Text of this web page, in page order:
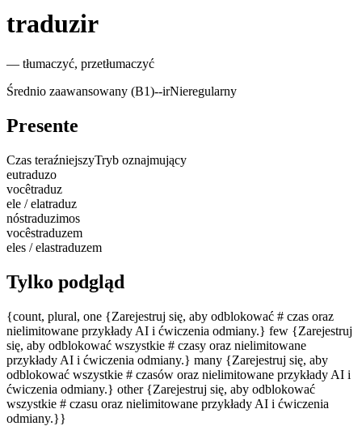
traduzir
— tłumaczyć, przetłumaczyć
Średnio zaawansowany (B1)--irNieregularny
Presente
Czas teraźniejszyTryb oznajmujący
eutraduzo
vocêtraduz
ele / elatraduz
nóstraduzimos
vocêstraduzem
eles / elastraduzem
Tylko podgląd
{count, plural, one {Zarejestruj się, aby odblokować # czas oraz
nielimitowane przykłady AI i ćwiczenia odmiany.} few {Zarejestruj
się, aby odblokować wszystkie # czasy oraz nielimitowane
przykłady AI i ćwiczenia odmiany.} many {Zarejestruj się, aby
odblokować wszystkie # czasów oraz nielimitowane przykłady AI i
ćwiczenia odmiany.} other {Zarejestruj się, aby odblokować
wszystkie # czasu oraz nielimitowane przykłady AI i ćwiczenia
odmiany.}}